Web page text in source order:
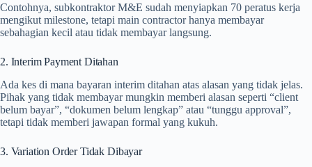
Contohnya, subkontraktor M&E sudah menyiapkan 70 peratus kerja
mengikut milestone, tetapi main contractor hanya membayar
sebahagian kecil atau tidak membayar langsung.
2. Interim Payment Ditahan
Ada kes di mana bayaran interim ditahan atas alasan yang tidak jelas.
Pihak yang tidak membayar mungkin memberi alasan seperti “client
belum bayar”, “dokumen belum lengkap” atau “tunggu approval”,
tetapi tidak memberi jawapan formal yang kukuh.
3. Variation Order Tidak Dibayar